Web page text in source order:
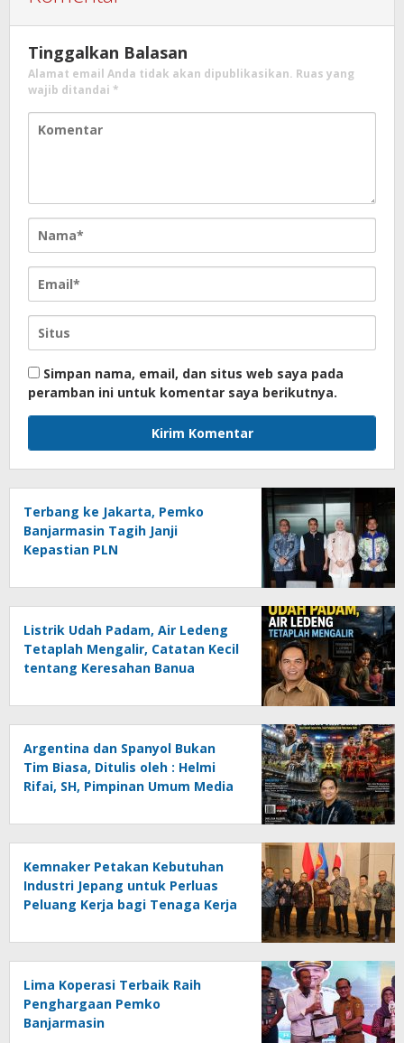
Tinggalkan Balasan
Alamat email Anda tidak akan dipublikasikan. Ruas yang
wajib ditandai *
Simpan nama, email, dan situs web saya pada
peramban ini untuk komentar saya berikutnya.
Terbang ke Jakarta, Pemko
Banjarmasin Tagih Janji
Kepastian PLN
Listrik Udah Padam, Air Ledeng
Tetaplah Mengalir, Catatan Kecil
tentang Keresahan Banua
Ancaman Lingkungan, Oleh :
Helmi Rifai, SH
Argentina dan Spanyol Bukan
Tim Biasa, Ditulis oleh : Helmi
Rifai, SH, Pimpinan Umum Media
Kemnaker Petakan Kebutuhan
Industri Jepang untuk Perluas
Peluang Kerja bagi Tenaga Kerja
Lima Koperasi Terbaik Raih
Penghargaan Pemko
Banjarmasin